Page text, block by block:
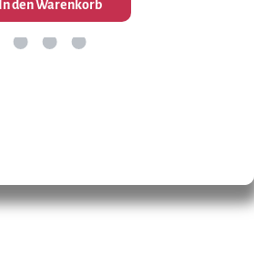
In den Warenkorb